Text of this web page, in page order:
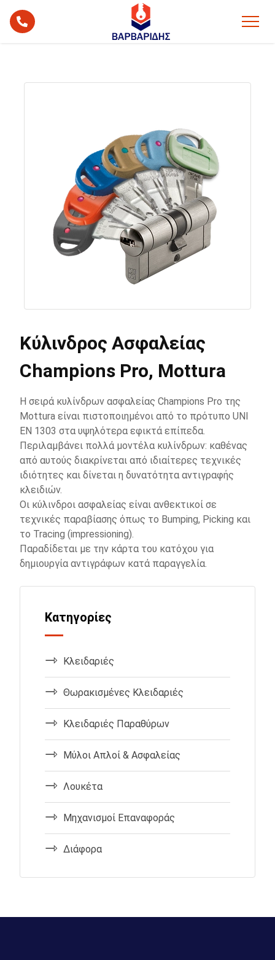
Κατηγορίες
Κλειδαριές
Θωρακισμένες Κλειδαριές
Κλειδαριές Παραθύρων
Μύλοι Απλοί & Ασφαλείας
Λουκέτα
Μηχανισμοί Επαναφοράς
Διάφορα
Κύλινδρος Ασφαλείας
Champions Pro, Mottura
Η σειρά κυλίνδρων ασφαλείας Champions Pro της
Mottura είναι πιστοποιημένοι από το πρότυπο UNI
EN 1303 στα υψηλότερα εφικτά επίπεδα.
Περιλαμβάνει πολλά μοντέλα κυλίνδρων: καθένας
από αυτούς διακρίνεται από ιδιαίτερες τεχνικές
ιδιότητες και δίνεται η δυνατότητα αντιγραφής
κλειδιών.
Οι κύλινδροι ασφαλείας είναι ανθεκτικοί σε
τεχνικές παραβίασης όπως το Bumping, Picking και
το Tracing (impressioning).
Παραδίδεται με την κάρτα του κατόχου για
δημιουργία αντιγράφων κατά παραγγελία.